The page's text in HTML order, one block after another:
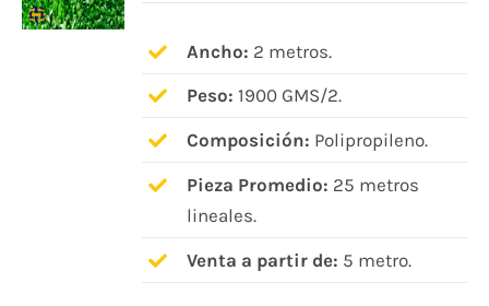
elegir
la
página
Ancho: 2 metros.
Peso: 1900 GMS/2.
Composición: Polipropileno.
Pieza Promedio: 25 metros
lineales.
Venta a partir de: 5 metro.